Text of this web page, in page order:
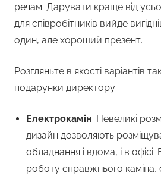
речам. Дарувати краще від
для співробітників вийде
один, але хороший презент.
Розгляньте в якості варіантів
подарунки директору:
Електрокамін. Невеликі
дизайн дозволяють
обладнання і вдома, і в офісі.
роботу справжнього каміна,